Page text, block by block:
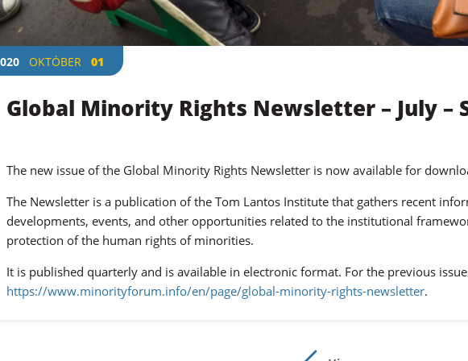
OKTÓBER 01
Global Minority Rights Newsletter – July –
The new issue of the Global Minority Rights Newsletter is now available for
The Newsletter is a publication of the Tom Lantos Institute that gathers recent
developments, events, and other opportunities related to the institutional
protection of the human rights of minorities.
It is published quarterly and is available in electronic format. For the previous
https://www.minorityforum.info/en/page/global-minority-rights-newsletter.